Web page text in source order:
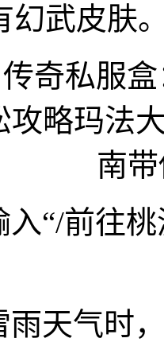
幻武皮肤
“/前往
天气时